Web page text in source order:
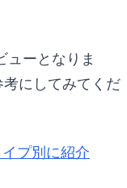
ューとなりま
にしてみてくだ
プ別に紹介